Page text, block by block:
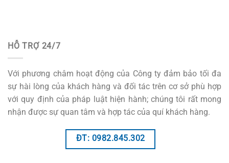
HỖ TRỢ 24/7
Với phương châm hoạt động của Công ty đảm bảo tối đa
sự hài lòng của khách hàng và đối tác trên cơ sở phù hợp
với quy định của pháp luật hiện hành; chúng tôi rất mong
nhận được sự quan tâm và hợp tác của quí khách hàng.
ĐT: 0982.845.302